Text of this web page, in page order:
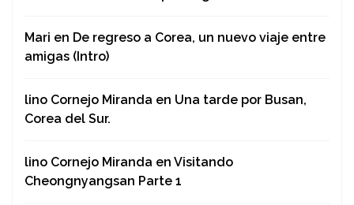
Mari en De regreso a Corea, un nuevo viaje entre
amigas (Intro)
lino Cornejo Miranda en Una tarde por Busan,
Corea del Sur.
lino Cornejo Miranda en Visitando
Cheongnyangsan Parte 1